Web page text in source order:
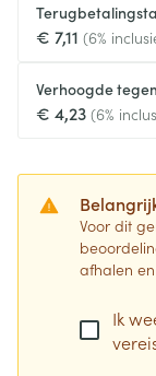
€ 7,11 (6%
Verhoogde
€ 4,23 (6%
Voor dit
afhalen
Ik